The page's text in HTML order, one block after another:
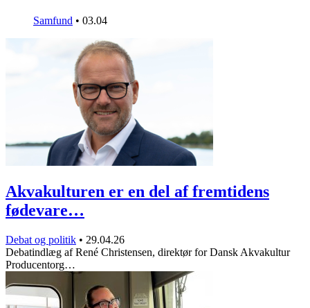
Samfund • 03.04
Akvakulturen er en del af fremtidens
fødevare…
Debat og politik • 29.04.26
Debatindlæg af René Christensen, direktør for Dansk Akvakultur
Producentorg…